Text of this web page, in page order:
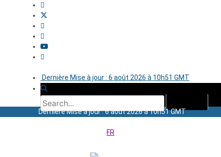
Dernière Mise à jour : 6 août 2026 à 10h51 GMT
Dernière Mise à jour : 6 août 2026 à 10h51 GMT
FR